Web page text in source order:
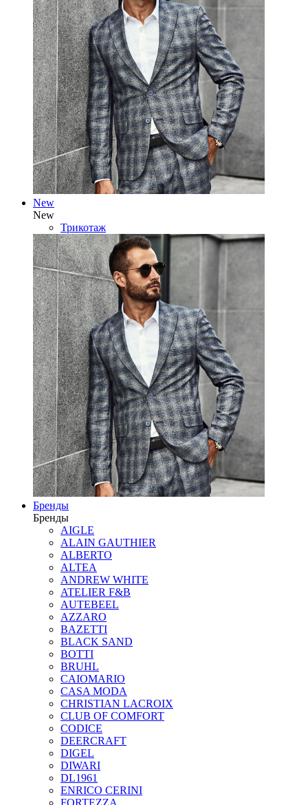
New
New
Трикотаж
Бренды
Бренды
AIGLE
ALAIN GAUTHIER
ALBERTO
ALTEA
ANDREW WHITE
ATELIER F&B
AUTEBEEL
AZZARO
BAZETTI
BLACK SAND
BOTTI
BRUHL
CAIOMARIO
CASA MODA
CHRISTIAN LACROIX
CLUB OF COMFORT
CODICE
DEERCRAFT
DIGEL
DIWARI
DL1961
ENRICO CERINI